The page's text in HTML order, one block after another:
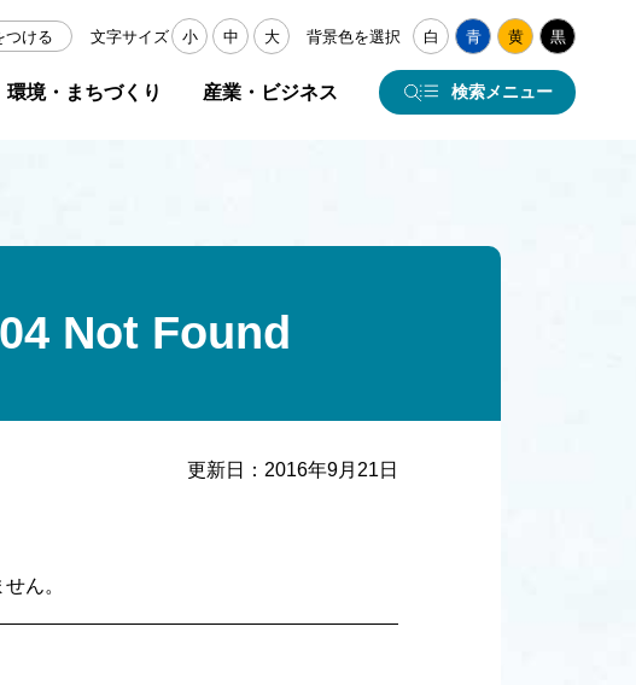
つける 文字サイズ 小 中 大 背景色を選択 白 青 黄 黒
環境・まちづくり 産業・ビジネス 検索メニュー
Not Found
更新日： 2016年9月21日
ん。